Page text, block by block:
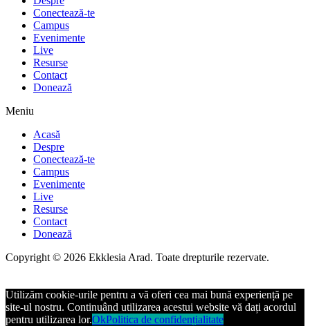
Conectează-te
Campus
Evenimente
Live
Resurse
Contact
Donează
Meniu
Acasă
Despre
Conectează-te
Campus
Evenimente
Live
Resurse
Contact
Donează
Copyright © 2026 Ekklesia Arad. Toate drepturile rezervate.
Utilizăm cookie-urile pentru a vă oferi cea mai bună experiență pe
site-ul nostru. Continuând utilizarea acestui website vă dați acordul
pentru utilizarea lor.OkPolitica de confidențialitate